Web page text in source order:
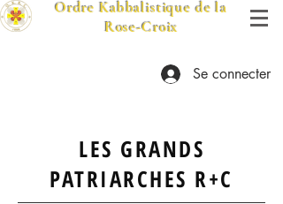
Ordre Kabbalistique de la
Rose-Croix
Se connecter
LES GRANDS
PATRIARCHES R+C